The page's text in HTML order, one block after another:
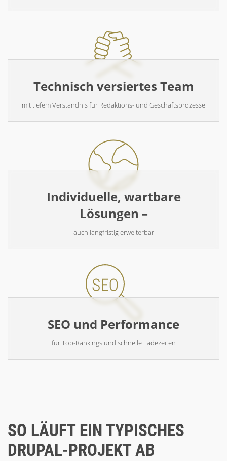
Technisch versiertes Team
mit tiefem Verständnis für Redaktions- und Geschäftsprozesse
Individuelle, wartbare
Lösungen –
auch langfristig erweiterbar
SEO und Performance
für Top-Rankings und schnelle Ladezeiten
SO LÄUFT EIN TYPISCHES
DRUPAL-PROJEKT AB